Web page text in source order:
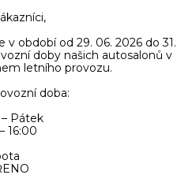
období od 29. 06. 2026 do 31.
doby našich autosalonů v
letního provozu.
doba:
Pátek
16:00